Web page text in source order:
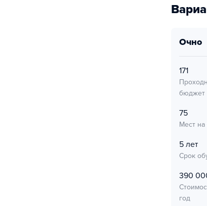
очно
171
бюджет
75
Мест
5 лет
Срок
390
год